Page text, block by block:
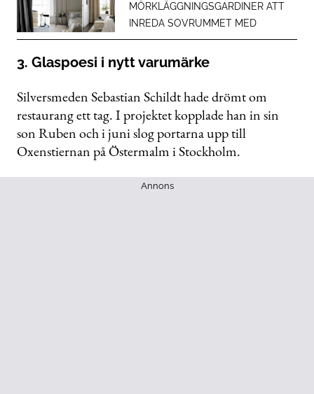
MÖRKLÄGGNINGSGARDINER ATT
INREDA SOVRUMMET MED
3. Glaspoesi i nytt varumärke
Silversmeden Sebastian Schildt hade drömt om
restaurang ett tag. I projektet kopplade han in sin
son Ruben och i juni slog portarna upp till
Oxenstiernan på Östermalm i Stockholm.
Annons